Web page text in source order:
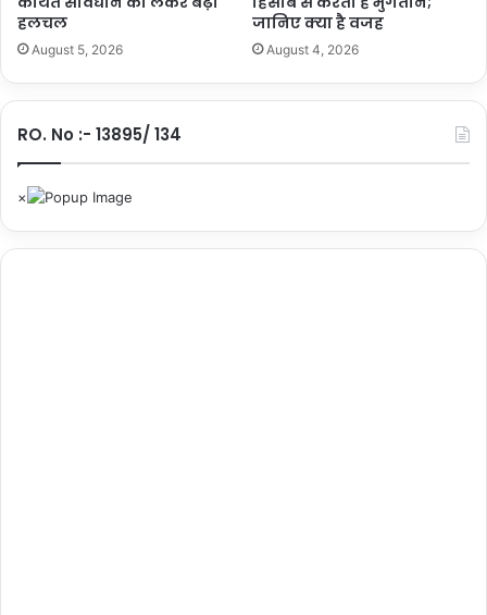
हलचल
August 5, 2026
जानिए क्या है वजह
August 4, 2026
RO. No :- 13895/ 134